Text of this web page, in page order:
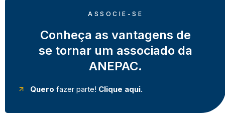
ASSOCIE-SE
Conheça as vantagens de
se tornar um associado da
ANEPAC.
Quero fazer parte! Clique aqui.